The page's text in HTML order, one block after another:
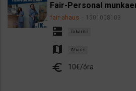
Fair-Personal
fair-ahaus 1501008103
dns Takarító
map Ahaus
euro 10€/óra